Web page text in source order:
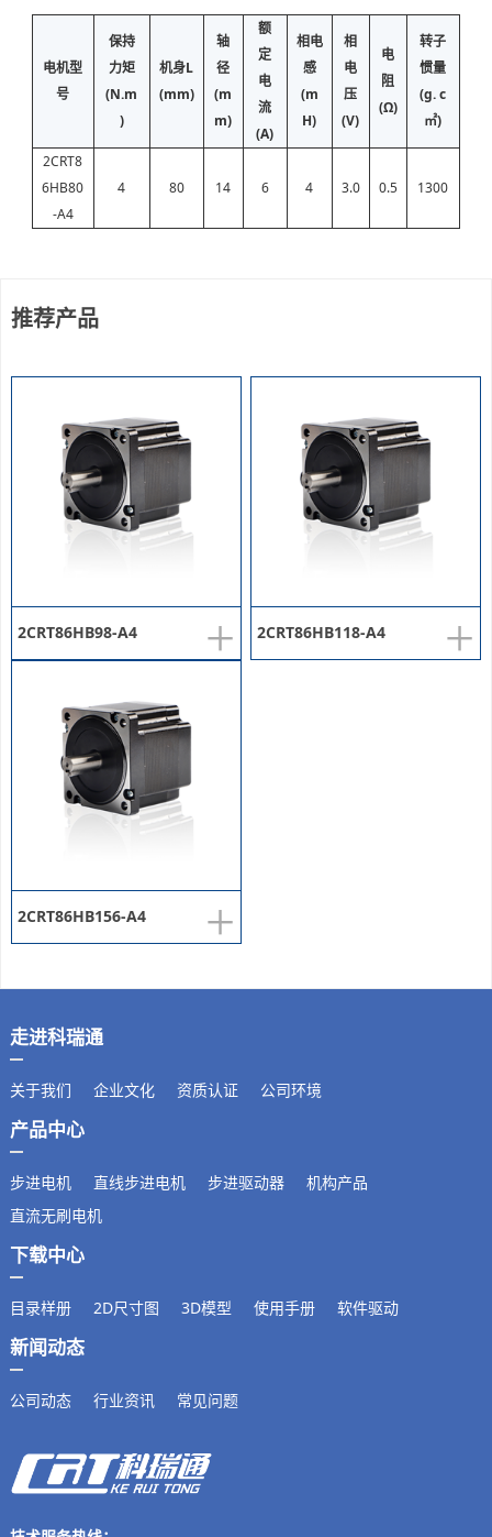
电机型
号
保持
力矩
(N.m
)
机身L
(mm)
轴
径
(m
m)
额
定
电
流
(A)
相电
感
(m
H)
相
电
压
(V)
电
阻
(Ω)
转子
惯量
(g. c
㎡)
2CRT8
6HB80
-A4
4 80 14 6 4 3.0 0.5 1300
推荐产品
+
2CRT86HB98-A4 +
2CRT86HB118-A4
+
2CRT86HB156-A4
走进科瑞通
关于我们 企业文化 资质认证 公司环境
产品中心
步进电机 直线步进电机 步进驱动器
机构产品
直流无刷电机
下载中心
目录样册 2D尺寸图 3D模型 使用手册 软件驱动
新闻动态
公司动态 行业资讯 常见问题